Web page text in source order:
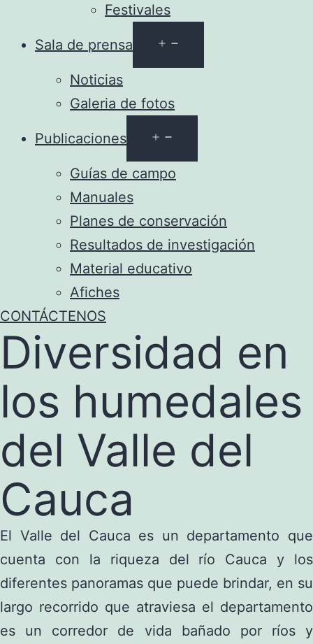
Festivales
Sala de prensa
el
Noticias
Galeria de fotos
Publicaciones
el
menú
Guías de campo
Manuales
Planes de conservación
Resultados de investigación
Material educativo
Afiches
CONTÁCTENOS
Diversidad en
los humedales
del Valle del
Cauca
El Valle del Cauca es un departamento que
cuenta con la riqueza del río Cauca y los
diferentes panoramas que puede brindar, en su
largo recorrido que atraviesa el departamento
es un corredor de vida bañado por ríosy